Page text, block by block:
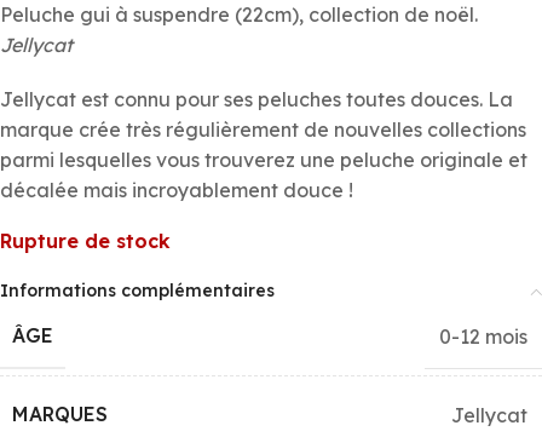
Peluche gui à suspendre (22cm), collection de noël.
Jellycat
Jellycat est connu pour ses peluches toutes douces. La
marque crée très régulièrement de nouvelles collections
parmi lesquelles vous trouverez une peluche originale et
décalée mais incroyablement douce !
Rupture de stock
Informations complémentaires
ÂGE 0-12 mois
MARQUES Jellycat